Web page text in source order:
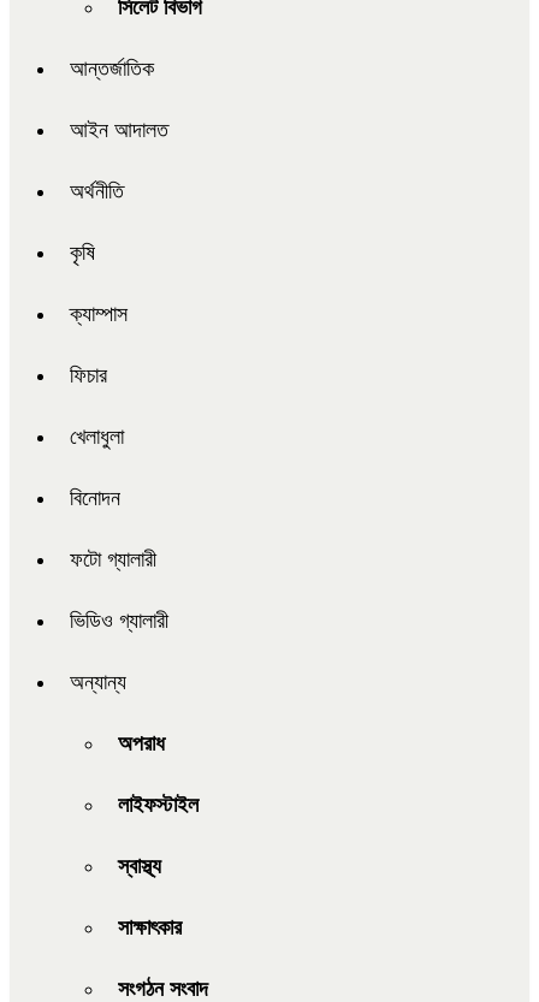
সিলেট বিভাগ
আন্তর্জাতিক
আইন আদালত
অর্থনীতি
কৃষি
ক্যাম্পাস
ফিচার
খেলাধুলা
বিনোদন
ফটো গ্যালারী
ভিডিও গ্যালারী
অন্যান্য
অপরাধ
লাইফস্টাইল
স্বাস্থ্য
সাক্ষাৎকার
সংগঠন সংবাদ